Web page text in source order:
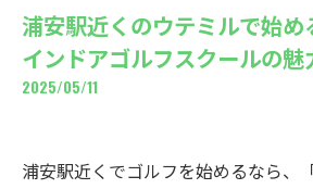
浦安駅近くのウテミルで始
インドアゴルフスクールの魅
2025/05/11
浦安駅近くでゴルフを始めるなら、